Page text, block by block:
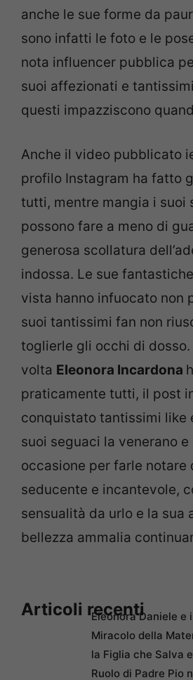
anche le sue forme da
sono infatti le foto e le
nota influencer pubblica
suoi affezionati e
questi impazziscono
Anche il video pubblicato
profilo Instagram ha fatto
tutti, mentre mangia i suoi
possono fare a meno di
generosa scollatura
indossa. Le sue fantastiche
vista hanno infuocato non
suoi tantissimi fan non
toglierle gli occhi di dosso.
volta Eleonora Incardona
praticamente tutti, il post
conquistato tantissimi like
suoi seguaci la venerano
occasione per farle notare
seducente e incantevole,
sensualità da urlo e la sua
bellezza ammalia
Articoli recenti
Eleonora Daniele e
Miracolo della
la Figlia che Salva
Ruolo di Padre Pio